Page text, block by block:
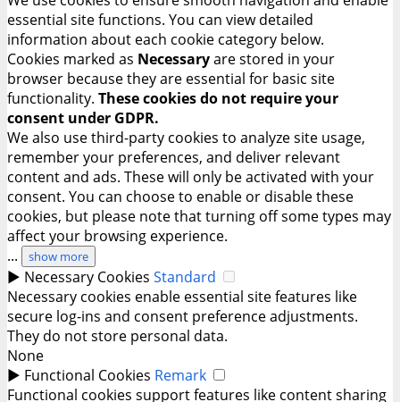
essential site functions. You can view detailed
information about each cookie category below.
Cookies marked as Necessaryare stored in your
browser because they are essential for basic site
functionality. These cookies do not require your
consent under GDPR.
We also use third-party cookies to analyze site usage,
remember your preferences, and deliver relevant
content and ads. These will only be activated with your
consent. You can choose to enable or disable these
cookies, but please note that turning off some types may
affect your browsing experience.
...
show more
► Necessary Cookies Standard
Necessary cookies enable essential site features like
secure log-ins and consent preference adjustments.
They do not store personal data.
None
► Functional Cookies Remark
Functional cookies support features like content sharing